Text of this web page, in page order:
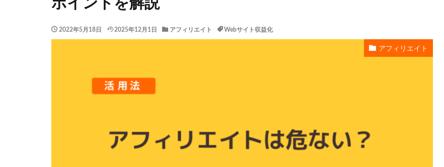
ポイントを解説
2022年5月18日 2025年12月1日 アフィリエイト Webサイト収益化
アフィリエイト